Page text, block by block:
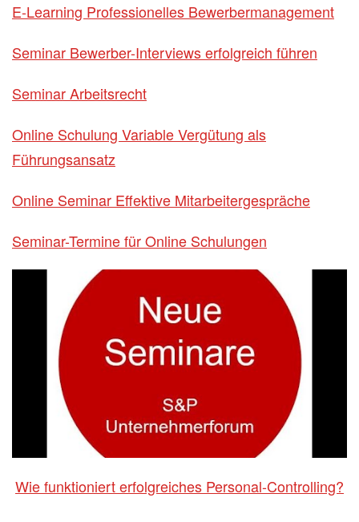
E-Learning Professionelles Bewerbermanagement
Seminar Bewerber-Interviews erfolgreich führen
Seminar Arbeitsrecht
Online Schulung Variable Vergütung als
Führungsansatz
Online Seminar Effektive Mitarbeitergespräche
Seminar-Termine für Online Schulungen
Wie funktioniert erfolgreiches Personal-Controlling?